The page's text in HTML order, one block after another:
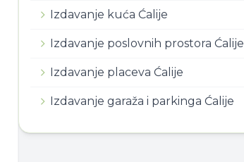
Izdavanje kuća Ćalije
Izdavanje poslovnih prostora Ćalije
Izdavanje placeva Ćalije
Izdavanje garaža i parkinga Ćalije